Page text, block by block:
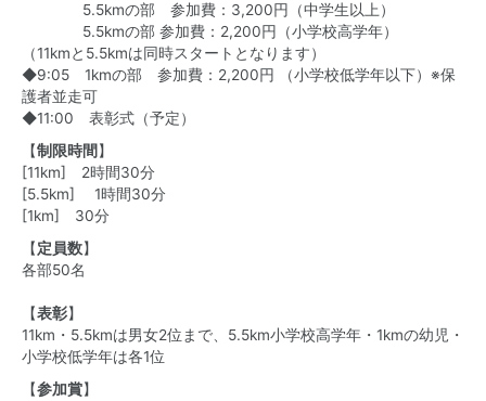
5.5kmの部 参加費：3,200円（中学生以上）
5.5kmの部 参加費：2,200円（小学校高学年）
（11kmと5.5kmは同時スタートとなります）
◆9:05 1kmの部 参加費：2,200円 （小学校低学年以下）※保
護者並走可
◆11:00 表彰式（予定）
【制限時間 】
[11km] 2時間30分
[5.5km] 1時間30分
[1km] 30分
【定員数】
各部50名
【表彰】
11km・5.5kmは男女2位まで、5.5km小学校高学年・1kmの幼児・
小学校低学年は各1位
【参加賞】